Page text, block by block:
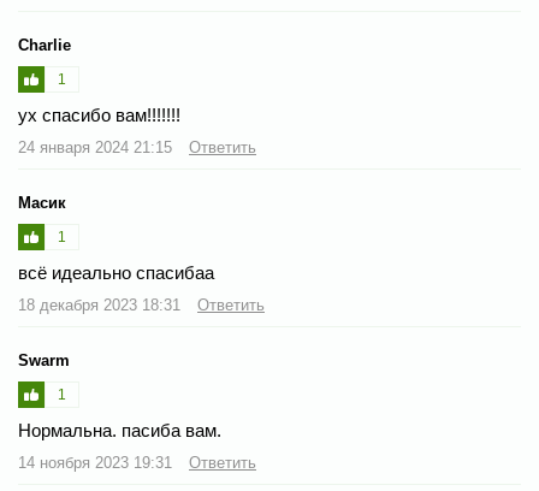
Charlie
1
ух спасибо вам!!!!!!!
24 января 2024 21:15 Ответить
Масик
1
всё идеально спасибаа
18 декабря 2023 18:31 Ответить
Swarm
1
Нормальна. пасиба вам.
14 ноября 2023 19:31 Ответить